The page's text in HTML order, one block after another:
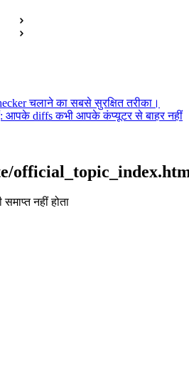
चलाने का सबसे सुरक्षित तरीका।
आपके diffs कभी आपके कंप्यूटर से बाहर नहीं
नहीं होता